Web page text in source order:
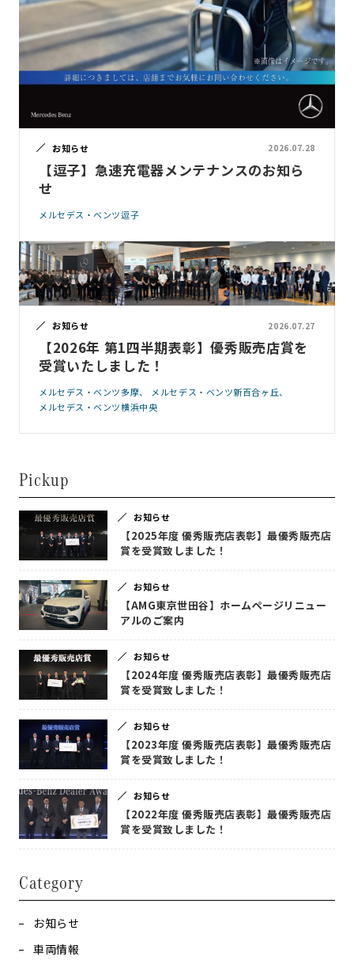
お知らせ 2026.07.28
【逗子】急速充電器メンテナンスのお知ら
せ
メルセデス・ベンツ逗子
お知らせ 2026.07.27
【2026年 第1四半期表彰】優秀販売店賞を
受賞いたしました！
メルセデス・ベンツ多摩
メルセデス・ベンツ新百合ヶ丘
メルセデス・ベンツ横浜中央
Pickup
お知らせ
【2025年度 優秀販売店表彰】最優秀販売店
賞を受賞致しました！
お知らせ
【AMG東京世田谷】ホームページリニュー
アルのご案内
お知らせ
【2024年度 優秀販売店表彰】最優秀販売店
賞を受賞致しました！
お知らせ
【2023年度 優秀販売店表彰】最優秀販売店
賞を受賞致しました！
お知らせ
【2022年度 優秀販売店表彰】最優秀販売店
賞を受賞致しました！
Category
お知らせ
車両情報